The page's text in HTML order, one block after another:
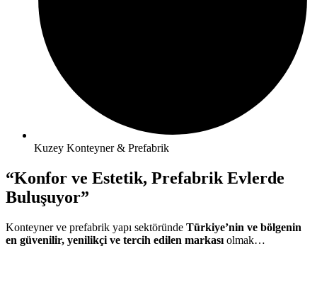
Kuzey Konteyner & Prefabrik
“Konfor ve Estetik, Prefabrik Evlerde
Buluşuyor”
Konteyner ve prefabrik yapı sektöründe Türkiye’nin ve bölgenin
en güvenilir, yenilikçi ve tercih edilen markası olmak…